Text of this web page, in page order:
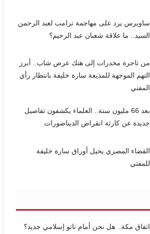
ساويرس يرد على مهاجمة ترامب لعبد الرحمن
السيد.. ما علاقة شعبان عبد الرحيم؟
من تاجرة مخدرات إلى هتك عرض شاب.. أبرز
التهم الموجهة للمذيعة سارة خليفة بانتظار رأي
المفتي
بعد 66 مليون سنة.. العلماء يكشفون تفاصيل
جديدة عن كارثة انقراض الديناصورات
القضاء المصري يحيل أوراق سارة خليفة
للمفتي
اتفاق مكة.. هل نحن أمام ناتو إسلامي جديد؟